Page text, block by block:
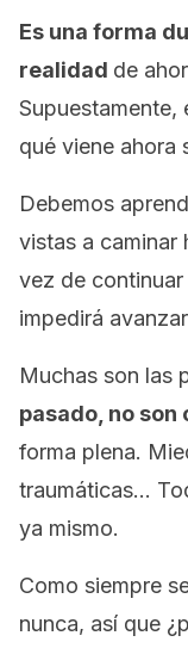
Es una forma
realidad de
Supuestamente,
qué viene ahora
Debemos
vistas a caminar
vez de
impedirá
Muchas son las
pasado, no
forma plena.
traumáticas…
ya mismo.
Como siempre
nunca, así que